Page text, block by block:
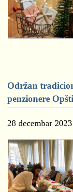
Održan
penzionere
28 decembar 2023